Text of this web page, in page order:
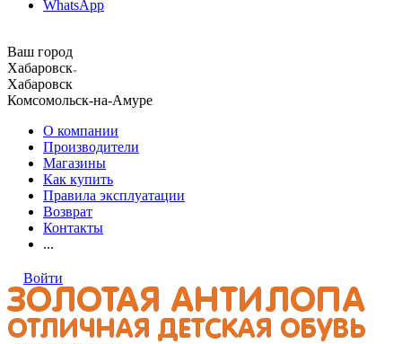
WhatsApp
Ваш город
Хабаровск
Хабаровск
Комсомольск-на-Амуре
О компании
Производители
Магазины
Как купить
Правила эксплуатации
Возврат
Контакты
...
Войти